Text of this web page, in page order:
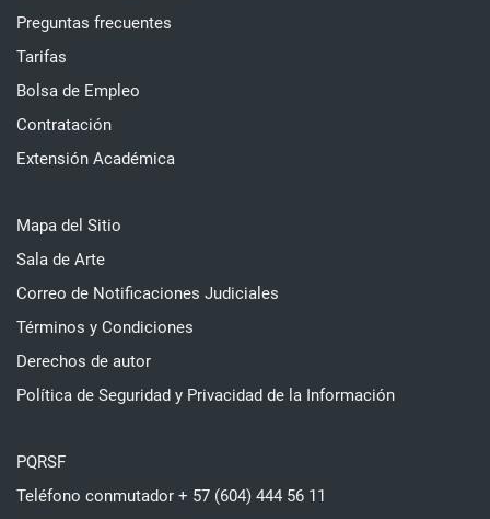
Preguntas frecuentes
Tarifas
Bolsa de Empleo
Contratación
Extensión Académica
Mapa del Sitio
Sala de Arte
Correo de Notificaciones Judiciales
Términos y Condiciones
Derechos de autor
Política de Seguridad y Privacidad de la Información
PQRSF
Teléfono conmutador + 57 (604) 444 56 11